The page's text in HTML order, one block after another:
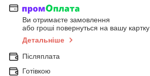
Ви отримаєте замовлення
або гроші повернуться на вашу картку
Детальніше
Післяплата
Готівкою